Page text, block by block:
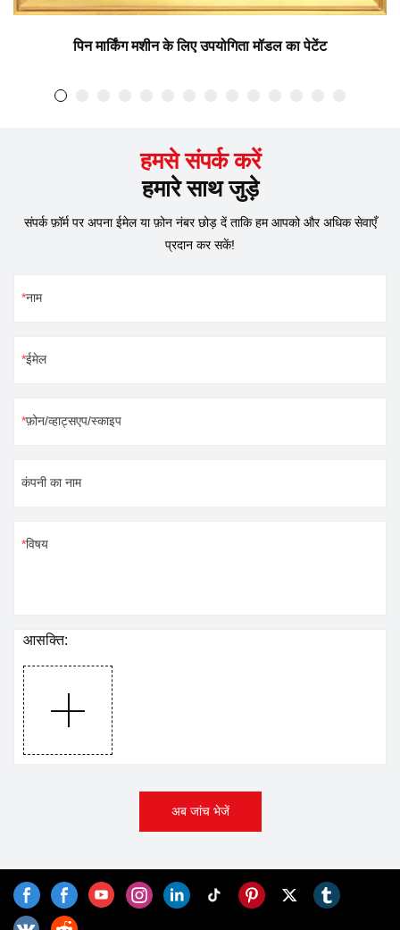
पिन मार्किंग मशीन के लिए उपयोगिता मॉडल का पेटेंट
हमसे संपर्क करें
हमारे साथ जुड़े
संपर्क फ़ॉर्म पर अपना ईमेल या फ़ोन नंबर छोड़ दें ताकि हम आपको और अधिक सेवाएँ
प्रदान कर सकें!
नाम
ईमेल
फ़ोन/व्हाट्सएप/स्काइप
कंपनी का नाम
विषय
आसक्ति:
अब जांच भेजें